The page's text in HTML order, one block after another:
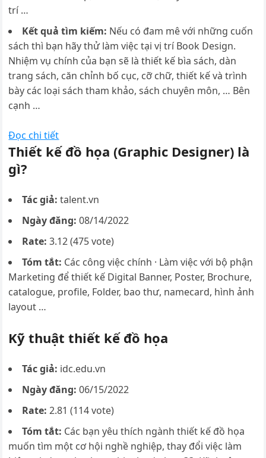
trí …
Kết quả tìm kiếm: Nếu có đam mê với những cuốn
sách thì bạn hãy thử làm việc tại vị trí Book Design.
Nhiệm vụ chính của bạn sẽ là thiết kế bìa sách, dàn
trang sách, căn chỉnh bố cục, cỡ chữ, thiết kế và trình
bày các loại sách tham khảo, sách chuyên môn, … Bên
cạnh …
Đọc chi tiết
Thiết kế đồ họa (Graphic Designer) là
gì?
Tác giả: talent.vn
Ngày đăng: 08/14/2022
Rate: 3.12 (475 vote)
Tóm tắt: Các công việc chính · Làm việc với bộ phận
Marketing để thiết kế Digital Banner, Poster, Brochure,
catalogue, profile, Folder, bao thư, namecard, hình ảnh
layout …
Kỹ thuật thiết kế đồ họa
Tác giả: idc.edu.vn
Ngày đăng: 06/15/2022
Rate: 2.81 (114 vote)
Tóm tắt: Các bạn yêu thích ngành thiết kế đồ họa
muốn tìm một cơ hội nghề nghiệp, thay đổi việc làm